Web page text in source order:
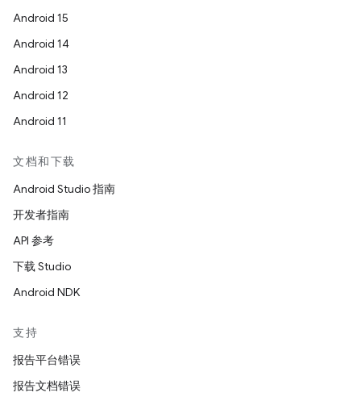
Android 15
Android 14
Android 13
Android 12
Android 11
文档和下载
Android Studio 指南
开发者指南
API 参考
下载 Studio
Android NDK
支持
报告平台错误
报告文档错误